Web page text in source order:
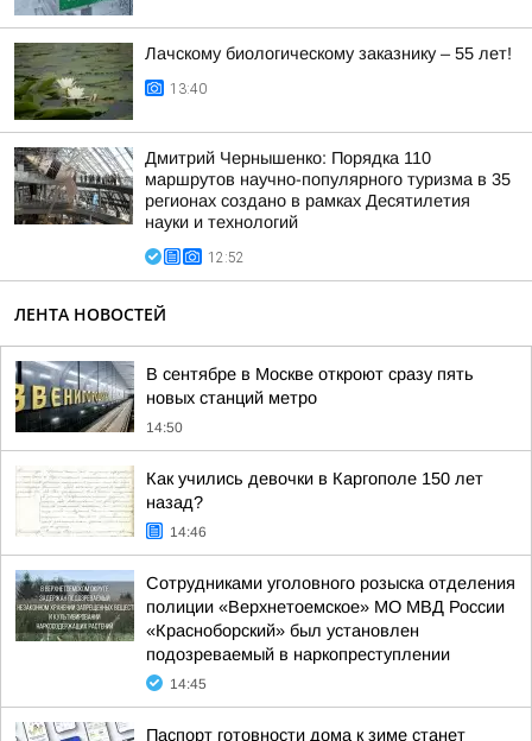
Лачскому биологическому заказнику – 55 лет!
13:40
Дмитрий Чернышенко: Порядка 110
маршрутов научно-популярного туризма в 35
регионах создано в рамках Десятилетия
науки и технологий
12:52
ЛЕНТА НОВОСТЕЙ
В сентябре в Москве откроют сразу пять
новых станций метро
14:50
Как учились девочки в Каргополе 150 лет
назад?
14:46
Сотрудниками уголовного розыска отделения
полиции «Верхнетоемское» МО МВД России
«Красноборский» был установлен
подозреваемый в наркопреступлении
14:45
Паспорт готовности дома к зиме станет